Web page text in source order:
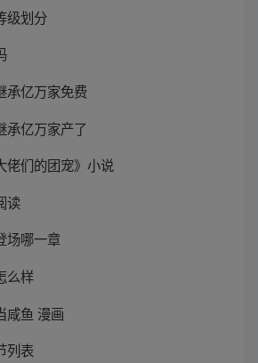
级划分
承亿万家免费
承亿万家产了
佬们的团宠》小说
读
场哪一章
么样
咸鱼 漫画
列表